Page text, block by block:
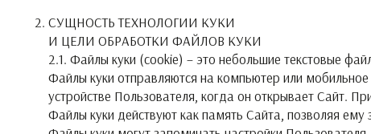
СУЩНОСТЬ ТЕХНОЛОГИИ КУКИ
И ЦЕЛИ ОБРАБОТКИ ФАЙЛОВ КУКИ
2.1. Файлы куки (сookie) – это небольшие текстовые
Файлы куки отправляются на компьютер или
устройстве Пользователя, когда он открывает Сайт.
Файлы куки действуют как память Сайта, позволяя